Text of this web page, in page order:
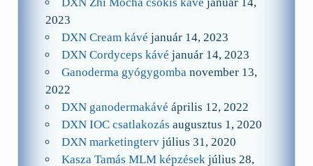
2023
DXN Cream kávé január 14, 2023
DXN Cordyceps kávé január 14, 2023
Ganoderma gyógygomba november 13,
2022
DXN ganodermakávé április 12, 2022
DXN IOC csatlakozás augusztus 1, 2020
DXN marketingterv július 31, 2020
Kasza Tamás MLM képzések július 28,